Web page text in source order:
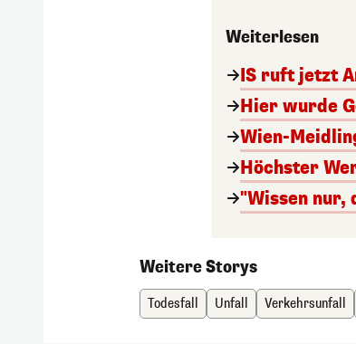
Weiterlesen
IS ruft jetzt
Hier wurde
Wien-
Höchster
"Wissen nur,
Weitere Storys
Todesfall Unfall Verkehrsunfall